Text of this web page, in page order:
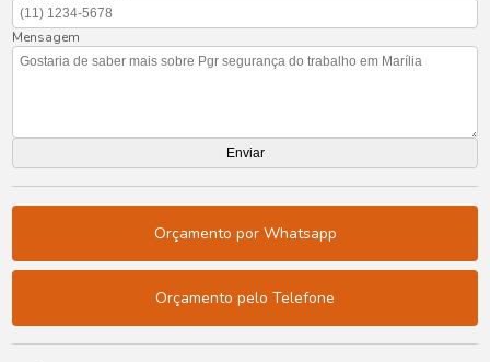
Mensagem
Orçamento por Whatsapp
Orçamento pelo Telefone